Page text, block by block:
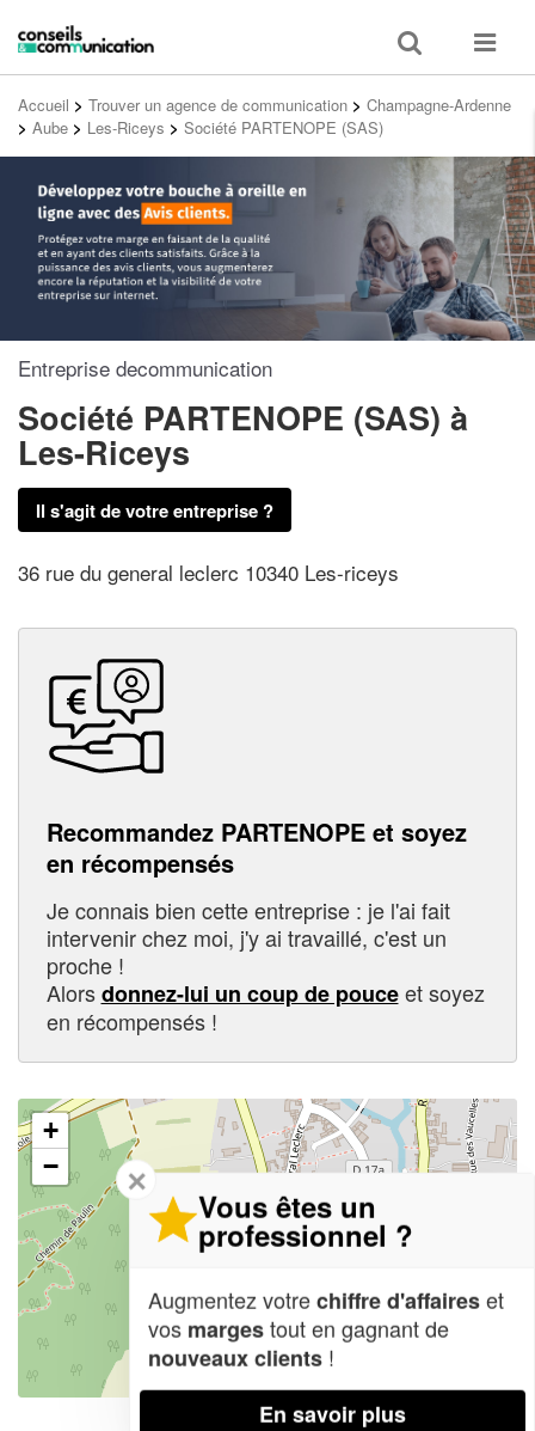
Toggle
search
Toggle
Accueil > Trouver un agence de communication > Champagne-Ardenne
> Aube > Les-Riceys > Société PARTENOPE (SAS)
Entreprise decommunication
Société PARTENOPE (SAS) à
Les-Riceys
Il s'agit de votre entreprise ?
36 rue du general leclerc 10340 Les-riceys
Recommandez PARTENOPE et soyez
en récompensés
Je connais bien cette entreprise : je l'ai fait
intervenir chez moi, j'y ai travaillé, c'est un
proche !
Alorsdonnez-lui un coup de pouceet soyez
en récompensés !
+
−
Leaflet| Map data ©OpenStreetMap contributors,CC-BY-SA
✕
Vous êtes un
professionnel ?
Augmentez votrechiffre d'affaireset
vos margestout en gagnant de
nouveaux clients !
En savoir plus